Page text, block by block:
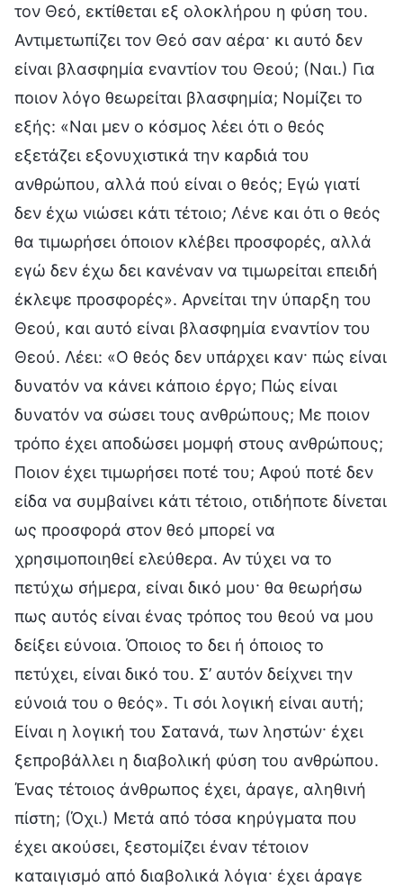
τον Θεό, εκτίθεται εξ ολοκλήρου η φύση του.
Αντιμετωπίζει τον Θεό σαν αέρα· κι αυτό δεν
είναι βλασφημία εναντίον του Θεού; (Ναι.) Για
ποιον λόγο θεωρείται βλασφημία; Νομίζει το
εξής: «Ναι μεν ο κόσμος λέει ότι ο θεός
εξετάζει εξονυχιστικά την καρδιά του
ανθρώπου, αλλά πού είναι ο θεός; Εγώ γιατί
δεν έχω νιώσει κάτι τέτοιο; Λένε και ότι ο θεός
θα τιμωρήσει όποιον κλέβει προσφορές, αλλά
εγώ δεν έχω δει κανέναν να τιμωρείται επειδή
έκλεψε προσφορές». Αρνείται την ύπαρξη του
Θεού, και αυτό είναι βλασφημία εναντίον του
Θεού. Λέει: «Ο θεός δεν υπάρχει καν· πώς είναι
δυνατόν να κάνει κάποιο έργο; Πώς είναι
δυνατόν να σώσει τους ανθρώπους; Με ποιον
τρόπο έχει αποδώσει μομφή στους ανθρώπους;
Ποιον έχει τιμωρήσει ποτέ του; Αφού ποτέ δεν
είδα να συμβαίνει κάτι τέτοιο, οτιδήποτε δίνεται
ως προσφορά στον θεό μπορεί να
χρησιμοποιηθεί ελεύθερα. Αν τύχει να το
πετύχω σήμερα, είναι δικό μου· θα θεωρήσω
πως αυτός είναι ένας τρόπος του θεού να μου
δείξει εύνοια. Όποιος το δει ή όποιος το
πετύχει, είναι δικό του. Σ’ αυτόν δείχνει την
εύνοιά του ο θεός». Τι σόι λογική είναι αυτή;
Είναι η λογική του Σατανά, των ληστών· έχει
ξεπροβάλλει η διαβολική φύση του ανθρώπου.
Ένας τέτοιος άνθρωπος έχει, άραγε, αληθινή
πίστη; (Όχι.) Μετά από τόσα κηρύγματα που
έχει ακούσει, ξεστομίζει έναν τέτοιον
καταιγισμό από διαβολικά λόγια· έχει άραγε